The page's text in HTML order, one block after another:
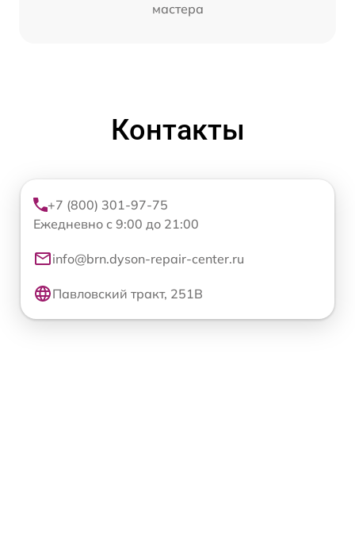
мастера
Контакты
+7 (800) 301-97-75
Ежедневно с 9:00 до 21:00
info@brn.dyson-repair-center.ru
Павловский тракт, 251В